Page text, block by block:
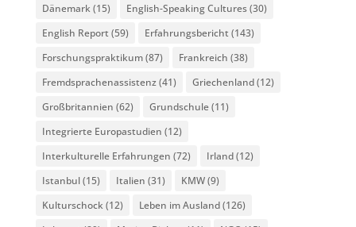
Dänemark (15) English-Speaking Cultures(30)
English Report (59) Erfahrungsbericht (143)
Forschungspraktikum(87) Frankreich (38)
Fremdsprachenassistenz(41) Griechenland(12)
Großbritannien (62) Grundschule(11)
Integrierte Europastudien (12)
Interkulturelle Erfahrungen (72) Irland(12)
Istanbul(15) Italien (31) KMW(9)
Kulturschock (12) Leben im Ausland(126)